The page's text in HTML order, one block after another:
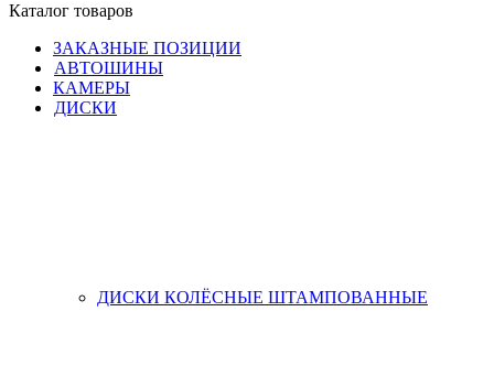
Каталог товаров
ЗАКАЗНЫЕ ПОЗИЦИИ
АВТОШИНЫ
КАМЕРЫ
ДИСКИ
ДИСКИ КОЛЁСНЫЕ ШТАМПОВАННЫЕ